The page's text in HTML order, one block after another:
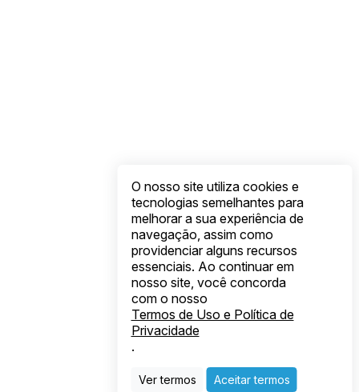
O nosso site utiliza cookies e
tecnologias semelhantes para
melhorar a sua experiência de
navegação, assim como
providenciar alguns recursos
essenciais. Ao continuar em
nosso site, você concorda
com o nosso
Termos de Uso e Política de
Privacidade
.
Ver termos Aceitar termos